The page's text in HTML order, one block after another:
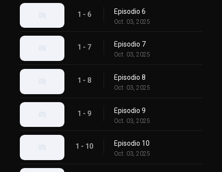
1 - 6 Episodio 6
Oct. 03, 2025
1 - 7 Episodio 7
Oct. 03, 2025
1 - 8 Episodio 8
Oct. 03, 2025
1 - 9 Episodio 9
Oct. 03, 2025
1 - 10 Episodio 10
Oct. 03, 2025